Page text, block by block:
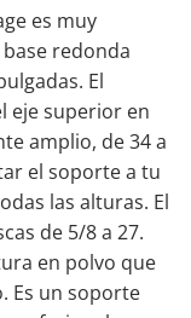
es muy
redonda
El
eje superior en
amplio, de 34 a
el soporte a tu
las alturas. El
de 5/8 a 27.
en polvo que
Es un soporte